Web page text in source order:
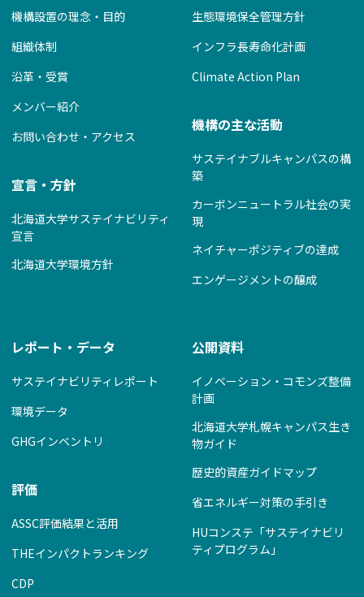
機構設置の理念・目的
組織体制
沿革・受賞
メンバー紹介
お問い合わせ・アクセス
宣言・方針
北海道大学サステイナビリティ
宣言
北海道大学環境方針
生態環境保全管理方針
インフラ長寿命化計画
Climate Action Plan
機構の主な活動
サステイナブルキャンパスの構
築
カーボンニュートラル社会の実
現
ネイチャーポジティブの達成
エンゲージメントの醸成
レポート・データ
サステイナビリティレポート
環境データ
GHGインベントリ
評価
ASSC評価結果と活用
THEインパクトランキング
CDP
公開資料
イノベーション・コモンズ整備
計画
北海道大学札幌キャンパス生き
物ガイド
歴史的資産ガイドマップ
省エネルギー対策の手引き
HUコンステ「サステイナビリ
ティプログラム」